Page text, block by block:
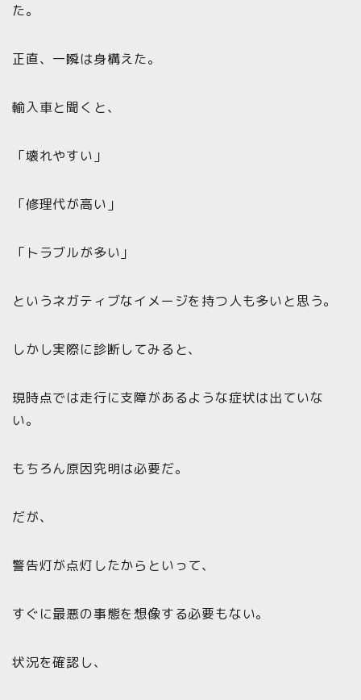
た。
正直、一瞬は身構えた。
輸入車と聞くと、
「壊れやすい」
「修理代が高い」
「トラブルが多い」
というネガティブなイメージを持つ人も多いと思う。
しかし実際に診断してみると、
現時点では走行に支障があるような症状は出ていな
い。
もちろん原因究明は必要だ。
だが、
警告灯が点灯したからといって、
すぐに最悪の事態を想像する必要もない。
状況を確認し、